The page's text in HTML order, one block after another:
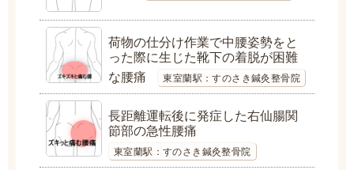
荷物の仕分け作業で中腰姿勢をと
った際に生じた靴下の着脱が困難
な腰痛
東室蘭駅：すのさき鍼灸整骨院
長距離運転後に発症した右仙腸関
節部の急性腰痛
東室蘭駅：すのさき鍼灸整骨院